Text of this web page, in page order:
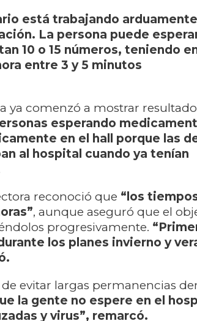
está trabajando arduamente
La persona puede
10 o 15 números, teniendo
entre 3 y 5 minutos
ya comenzó a mostrar
esperando
en el hall porque las
al hospital cuando ya tenían
reconoció que “los
, aunque aseguró que el
progresivamente.
los planes invierno y
evitar largas permanencias
la gente no espere en el
y virus”, remarcó.